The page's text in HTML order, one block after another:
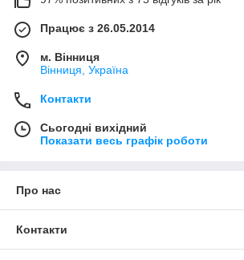
Працює з 26.05.2014
м. Вінниця
Вінниця, Україна
Контакти
Сьогодні вихідний
Показати весь графік роботи
Про нас
Контакти